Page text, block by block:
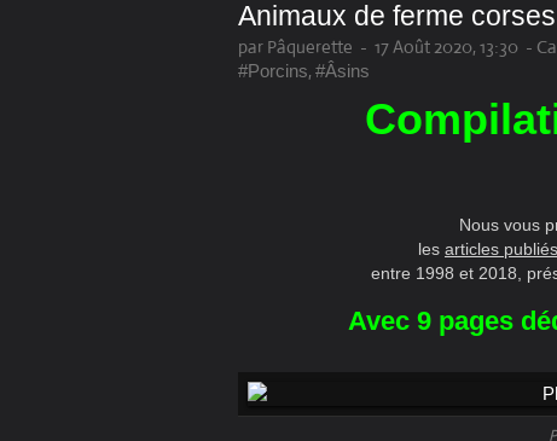
Animaux de ferme corses
par Pâquerette - 17 Août 2020, 13:30 -
#Porcins, #Âsins
Nous vous
les articles
entre 1998 et 2018,
Avec 9 pages